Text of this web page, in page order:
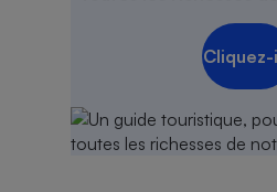
Cliquez-